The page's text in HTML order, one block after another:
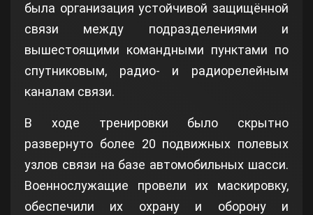
была организация устойчивой защищённой
связи между подразделениями и
вышестоящими командными пунктами по
спутниковым, радио- и радиорелейным
каналам связи.
В ходе тренировки было скрытно
развернуто более 20 подвижных полевых
узлов связи на базе автомобильных шасси.
Военнослужащие провели их маскировку,
обеспечили их охрану и оборону и